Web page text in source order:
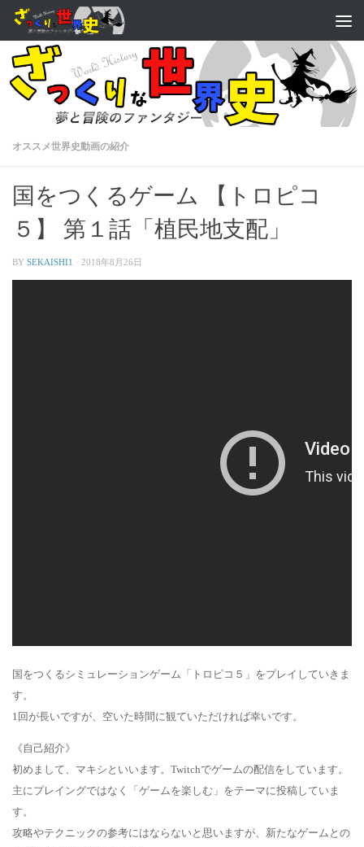
オススメ世界史動画の紹介
国をつくるゲーム 【トロピコ
５】 第１話「植民地支配」
BY SEKAISHI1 · 2018年8月26日
国をつくるシミュレーションゲーム「トロピコ５」をプレイしていきま
す。
1回が長いですが、空いた時間に観ていただければ幸いです。
《自己紹介》
初めまして、マキシといいます。Twitchでゲームの配信をしています。
主にプレイングではなく「ゲームを楽しむ」をテーマに投稿していま
す。
攻略やテクニックの参考にはならないと思いますが、新たなゲームとの